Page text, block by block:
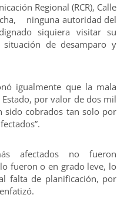
Regional (RCR), Calle
ninguna autoridad del
siquiera visitar su
situación de desamparo y
igualmente que la mala
por valor de dos mil
sido cobrados tan solo por
afectados no fueron
fueron o en grado leve, lo
falta de planificación, por